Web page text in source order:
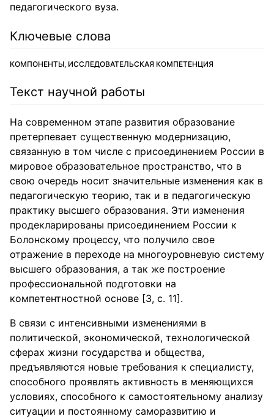
педагогического вуза.
Ключевые слова
КОМПОНЕНТЫ, ИССЛЕДОВАТЕЛЬСКАЯ КОМПЕТЕНЦИЯ
Текст научной работы
На современном этапе развития образование
претерпевает существенную модернизацию,
связанную в том числе с присоединением России в
мировое образовательное пространство, что в
свою очередь носит значительные изменения как в
педагогическую теорию, так и в педагогическую
практику высшего образования. Эти изменения
продекларированы присоединением России к
Болонскому процессу, что получило свое
отражение в переходе на многоуровневую систему
высшего образования, а так же построение
профессиональной подготовки на
компетентностной основе [3, с. 11].
В связи с интенсивными изменениями в
политической, экономической, технологической
сферах жизни государства и общества,
предъявляются новые требования к специалисту,
способного проявлять активность в меняющихся
условиях, способного к самостоятельному анализу
ситуации и постоянному саморазвитию и